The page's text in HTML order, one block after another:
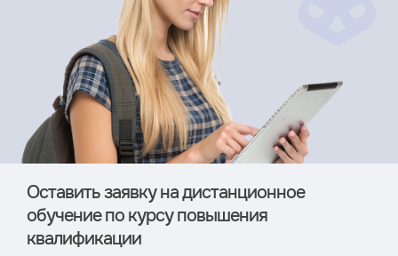
Оставить заявку на дистан­ционное
обучение по курсу повышения
квалификации